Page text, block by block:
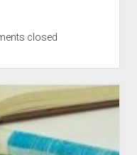
closed